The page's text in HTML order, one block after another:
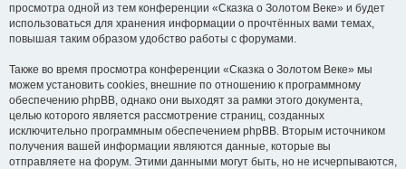
просмотра одной из тем конференции «Сказка о Золотом Веке» и будет
использоваться для хранения информации о прочтённых вами темах,
повышая таким образом удобство работы с форумами.
Также во время просмотра конференции «Сказка о Золотом Веке» мы
можем установить cookies, внешние по отношению к программному
обеспечению phpBB, однако они выходят за рамки этого документа,
целью которого является рассмотрение страниц, созданных
исключительно программным обеспечением phpBB. Вторым источником
получения вашей информации являются данные, которые вы
отправляете на форум. Этими данными могут быть, но не исчерпываются,